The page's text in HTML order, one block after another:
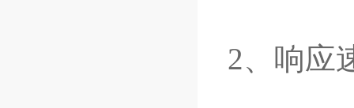
2、响应